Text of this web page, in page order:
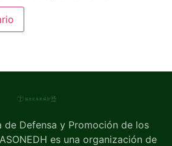
de Defensa y Promoción de los
es una organización de